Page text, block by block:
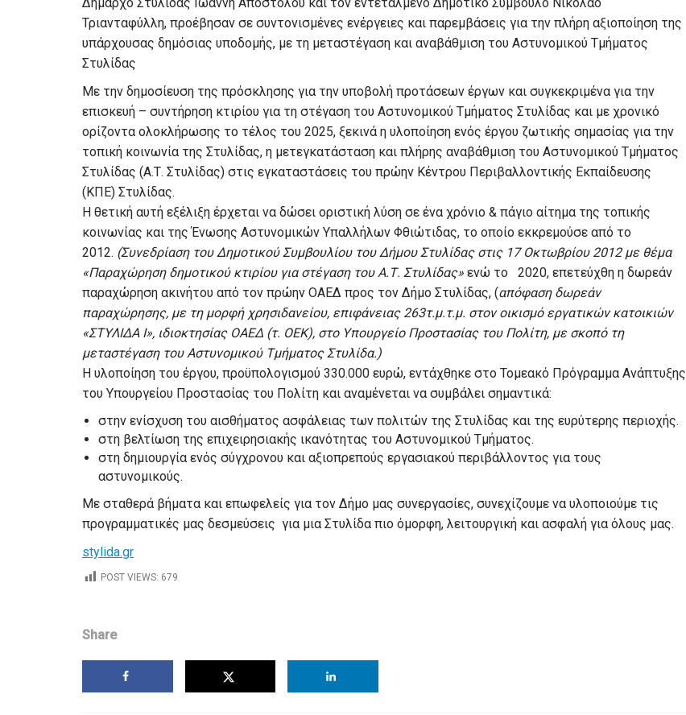
Τριανταφύλλη, προέβησαν σε συντονισμένες ενέργειες και παρεμβάσεις για την πλήρη αξιοποίηση της
υπάρχουσας δημόσιας υποδομής, με τη μεταστέγαση και αναβάθμιση του Αστυνομικού Τμήματος
Στυλίδας
Με την δημοσίευση της πρόσκλησης για την υποβολή προτάσεων έργων και συγκεκριμένα για την
επισκευή – συντήρηση κτιρίου για τη στέγαση του Αστυνομικού Τμήματος Στυλίδας και με χρονικό
ορίζοντα ολοκλήρωσης το τέλος του 2025, ξεκινά η υλοποίηση ενός έργου ζωτικής σημασίας για την
τοπική κοινωνία της Στυλίδας, η μετεγκατάσταση και πλήρης αναβάθμιση του Αστυνομικού Τμήματος
Στυλίδας (Α.Τ. Στυλίδας) στις εγκαταστάσεις του πρώην Κέντρου Περιβαλλοντικής Εκπαίδευσης
(ΚΠΕ) Στυλίδας.
Η θετική αυτή εξέλιξη έρχεται να δώσει οριστική λύση σε ένα χρόνιο & πάγιο αίτημα της τοπικής
κοινωνίας και της Ένωσης Αστυνομικών Υπαλλήλων Φθιώτιδας, το οποίο εκκρεμούσε από το
2012. (Συνεδρίαση του Δημοτικού Συμβουλίου του Δήμου Στυλίδας στις 17 Οκτωβρίου 2012 με θέμα
«Παραχώρηση δημοτικού κτιρίου για στέγαση του Α.Τ. Στυλίδας» ενώ το 2020, επετεύχθη η δωρεάν
παραχώρηση ακινήτου από τον πρώην ΟΑΕΔ προς τον Δήμο Στυλίδας, (απόφαση δωρεάν
παραχώρησης, με τη μορφή χρησιδανείου, επιφάνειας 263τ.μ.τ.μ. στον οικισμό εργατικών κατοικιών
«ΣΤΥΛΙΔΑ Ι», ιδιοκτησίας ΟΑΕΔ (τ. ΟΕΚ), στο Υπουργείο Προστασίας του Πολίτη, με σκοπό τη
μεταστέγαση του Αστυνομικού Τμήματος Στυλίδα.)
Η υλοποίηση του έργου, προϋπολογισμού 330.000 ευρώ, εντάχθηκε στο Τομεακό Πρόγραμμα Ανάπτυξης
του Υπουργείου Προστασίας του Πολίτη και αναμένεται να συμβάλει σημαντικά:
στην ενίσχυση του αισθήματος ασφάλειας των πολιτών της Στυλίδας και της ευρύτερης περιοχής.
στη βελτίωση της επιχειρησιακής ικανότητας του Αστυνομικού Τμήματος.
στη δημιουργία ενός σύγχρονου και αξιοπρεπούς εργασιακού περιβάλλοντος για τους
αστυνομικούς.
Με σταθερά βήματα και επωφελείς για τον Δήμο μας συνεργασίες, συνεχίζουμε να υλοποιούμε τις
προγραμματικές μας δεσμεύσεις για μια Στυλίδα πιο όμορφη, λειτουργική και ασφαλή για όλους μας.
stylida.gr
POST VIEWS: 679
Share